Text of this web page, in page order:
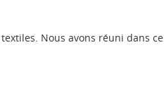
Nous avons réuni dans ce